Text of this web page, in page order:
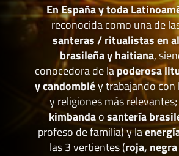
En España y toda
reconocida como una de
santeras / ritualistas en
brasileña y haitiana,
conocedora de lapoderosa
y candombléy trabajando con
y religiones más
kimbandaosantería
profeso de familia) y la
las 3 vertientes (roja,